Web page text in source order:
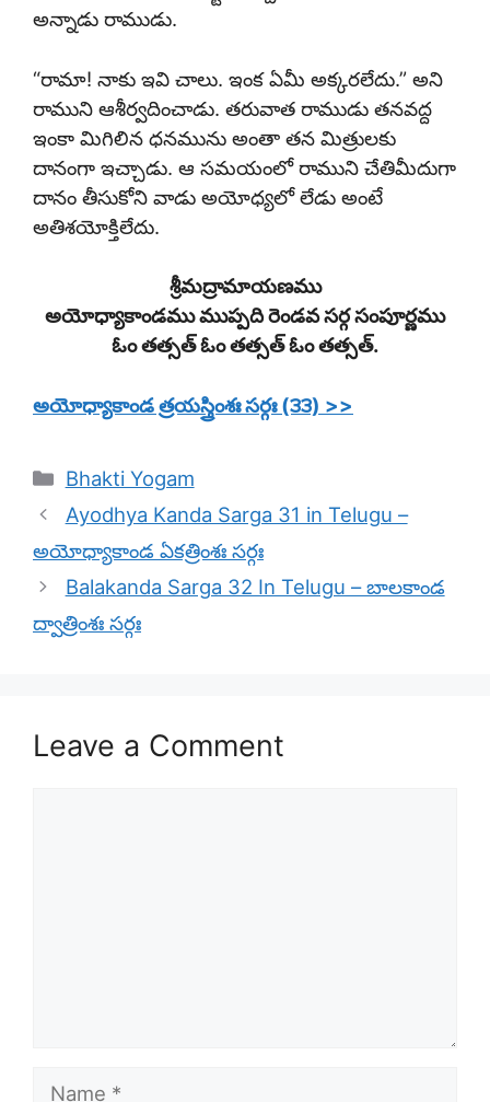
అన్నాడు రాముడు.
“రామా! నాకు ఇవి చాలు. ఇంక ఏమీ అక్కరలేదు.” అని
రాముని ఆశీర్వదించాడు. తరువాత రాముడు తనవద్ద
ఇంకా మిగిలిన ధనమును అంతా తన మిత్రులకు
దానంగా ఇచ్చాడు. ఆ సమయంలో రాముని చేతిమీదుగా
దానం తీసుకోని వాడు అయోధ్యలో లేడు అంటే
అతిశయోక్తిలేదు.
శ్రీమద్రామాయణము
అయోధ్యాకాండము ముప్పది రెండవ సర్గ సంపూర్ణము
ఓం తత్సత్ ఓం తత్సత్ ఓం తత్సత్.
అయోధ్యాకాండ త్రయస్త్రింశః సర్గః (౩౩) >>
Categories
Bhakti Yogam
Ayodhya Kanda Sarga 31 in Telugu –
అయోధ్యాకాండ ఏకత్రింశః సర్గః
Balakanda Sarga 32 In Telugu – బాలకాండ
ద్వాత్రింశః సర్గః
Leave a Comment
Name